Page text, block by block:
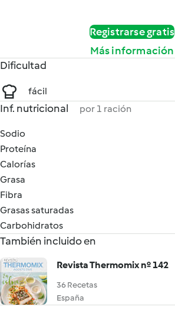
Registrarse gratis
Más información
Dificultad
fácil
Inf. nutricional por 1 ración
Sodio
Proteína
Calorías
Grasa
Fibra
Grasas saturadas
Carbohidratos
También incluido en
Revista Thermomix nº 142
36 Recetas
España